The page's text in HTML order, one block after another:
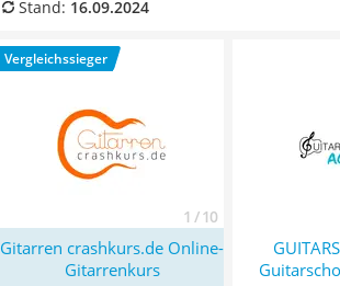
Wanderschuhe Herren
Sicherheitsweste Reiten
inhaltlich Ihren Vorstellungen entspricht,
motiviert zu bleiben.
Stand: 16.09.2024
Vergleichssieger
1 / 10
Gitarren crashkurs.de Online-
Gitarrenkurs